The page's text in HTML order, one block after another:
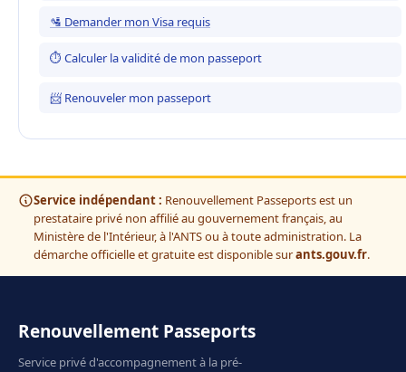
🛂 Demander mon Visa requis
⏱ Calculer la validité de mon passeport
📨 Renouveler mon passeport
Service indépendant : Renouvellement Passeports est un
prestataire privé non affilié au gouvernement français, au
Ministère de l'Intérieur, à l'ANTS ou à toute administration. La
démarche officielle et gratuite est disponible surants.gouv.fr.
Renouvellement Passeports
Service privé d'accompagnement à la pré-